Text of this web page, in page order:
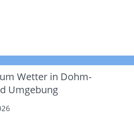
Wetter in Dohm-
Umgebung